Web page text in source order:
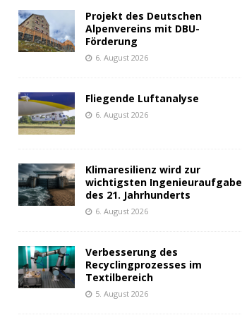
Projekt des Deutschen
Alpenvereins mit DBU-
Förderung
6. August 2026
Fliegende Luftanalyse
6. August 2026
Klimaresilienz wird zur
wichtigsten Ingenieuraufgabe
des 21. Jahrhunderts
6. August 2026
Verbesserung des
Recyclingprozesses im
Textilbereich
5. August 2026